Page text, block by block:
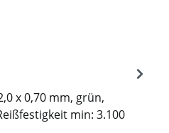
x 0,70 mm, grün,
min: 3.100